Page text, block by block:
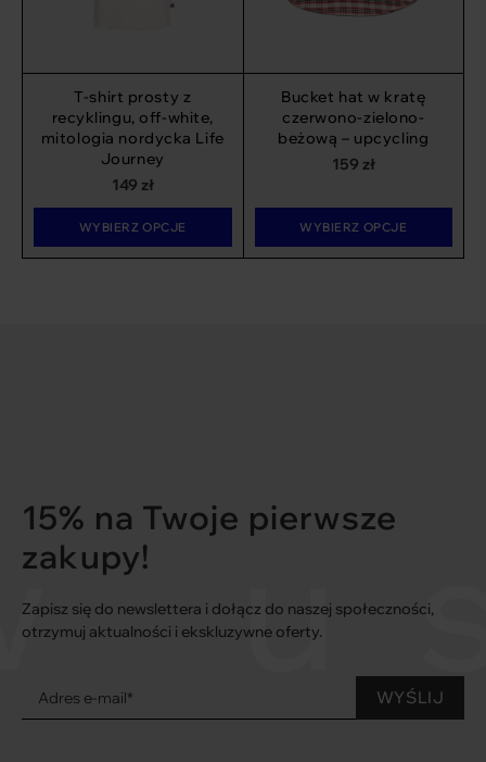
T-shirt prosty z
recyklingu, off-white,
mitologia nordycka Life
Journey
149 zł
WYBIERZ OPCJE
Bucket hat w kratę
czerwono-zielono-
beżową – upcycling
159 zł
WYBIERZ OPCJE
15% na Twoje pierwsze
zakupy!
Zapisz się do newslettera i dołącz do naszej społeczności,
otrzymuj aktualności i ekskluzywne oferty.
Adres e-mail*